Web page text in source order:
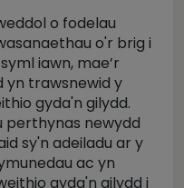
o fodelau
o'r brig i
iawn, mae’r
yn trawsnewid y
gyda'n gilydd.
perthynas newydd
sy'n adeiladu ar y
ac yn
gyda'n gilydd i